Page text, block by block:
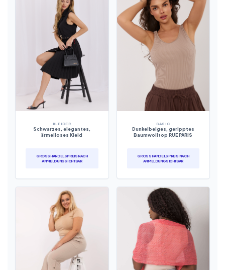
KLEIDER
Schwarzes, elegantes,
ärmelloses Kleid
GROSSHANDELSPREIS NACH A
NMELDUNG SICHTBAR
BASIC
Dunkelbeiges, geripptes
Baumwolltop RUE PARIS
GROSSHANDELSPREIS NACH A
NMELDUNG SICHTBAR